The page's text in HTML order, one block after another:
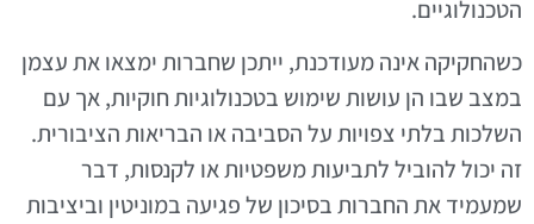
הטכנולוגיים.
כשהחקיקה אינה מעודכנת, ייתכן שחברות ימצאו את עצמן
במצב שבו הן עושות שימוש בטכנולוגיות חוקיות, אך עם
השלכות בלתי צפויות על הסביבה או הבריאות הציבורית.
זה יכול להוביל לתביעות משפטיות או לקנסות, דבר
שמעמיד את החברות בסיכון של פגיעה במוניטין וביציבות